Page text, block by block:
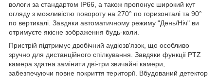
вологи за стандартом IP66, а також пропонує широкий кут
огляду з можливістю повороту на 270° по горизонталі та 90°
по вертикалі. Завдяки автоматичному режиму "День/Ніч" ви
отримуєте якісне зображення будь-коли.
Пристрій підтримує двобічний аудіозв'язок, що особливо
зручно для дистанційного спілкування. Завдяки функції PTZ
камера здатна замінити дві-три звичайні камери,
забезпечуючи повне покриття території. Вбудований детектор